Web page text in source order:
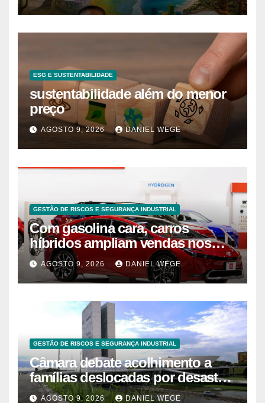
ESG E SUSTENTABILIDADE
sustentabilidade além do menor
preço
AGOSTO 9, 2026 DANIEL WEGE
GESTÃO DE RISCOS E SEGURANÇA INDUSTRIAL
Com gasolina cara, carros
híbridos ampliam vendas nos
EUA – 09/08/2026 – Economia
AGOSTO 9, 2026 DANIEL WEGE
GESTÃO DE RISCOS E SEGURANÇA INDUSTRIAL
Câmara debate acolhimento a
famílias deslocadas por desastre
climático
AGOSTO 9, 2026 DANIEL WEGE